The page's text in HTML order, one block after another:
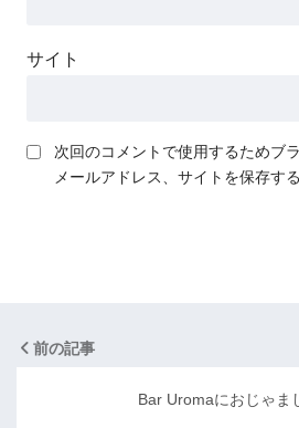
サイト
次回のコメントで使用するためブ
メールアドレス、サイトを保存する
前の記事
Bar Uromaにおじゃま